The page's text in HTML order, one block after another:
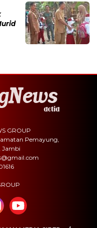
GROUP
Pemayung,
Jambi